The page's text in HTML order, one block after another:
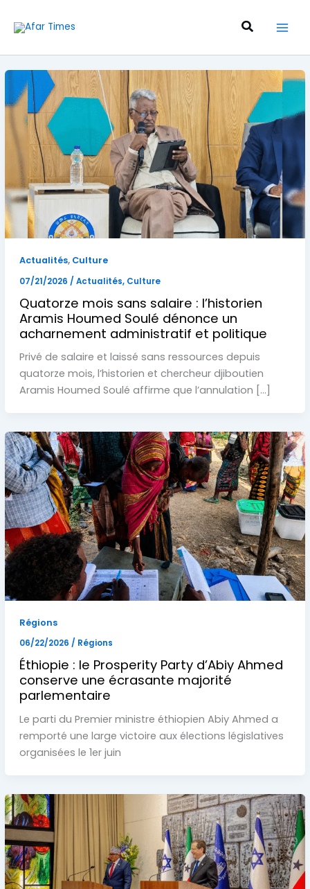
contenu
Actualités, Culture
07/21/2026 / Actualités, Culture
Quatorze mois sans salaire : l’historien
Aramis Houmed Soulé dénonce un
acharnement administratif et politique
Privé de salaire et laissé sans ressources depuis
quatorze mois, l’historien et chercheur djiboutien
Aramis Houmed Soulé affirme que l’annulation […]
Régions
06/22/2026 / Régions
Éthiopie : le Prosperity Party d’Abiy Ahmed
conserve une écrasante majorité
parlementaire
Le parti du Premier ministre éthiopien Abiy Ahmed a
remporté une large victoire aux élections législatives
organisées le 1er juin